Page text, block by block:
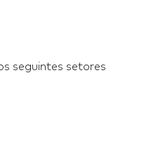
seguintes setores